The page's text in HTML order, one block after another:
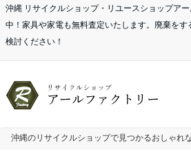
沖縄 リサイクルショップ・リユースショップア
中！家具や家電も無料査定いたします。廃棄を
検討ください！
沖縄のリサイクルショップで見つかるおしゃれ